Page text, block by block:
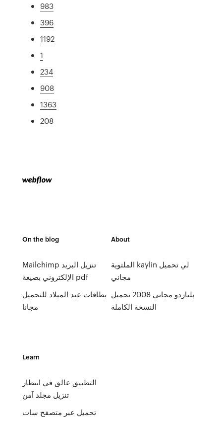
983
396
1192
1
234
908
1363
208
On the blog
Mailchimp تنزيل البريد
الإلكتروني بصيغة pdf
بطاقات عيد الميلاد للتحميل
مجانا
About
الملتوية kaylin لي تحميل
مجاني
بلياردو مجاني 2008 تحميل
النسخة الكاملة
Learn
التطبيق عالق في انتظار
تنزيل مجلد آمن
تحميل عبر متصفح سات